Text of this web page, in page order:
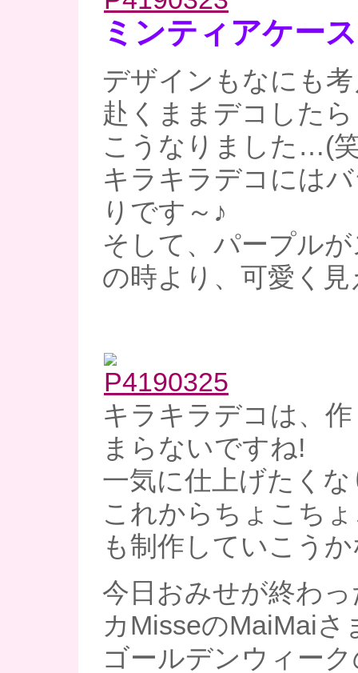
ミンティアケー
デザインもなにも
赴くままデコしたら
こうなりました…(
キラキラデコには
りです～♪
そして、パープル
の時より、可愛く
キラキラデコは、
まらないですね!
一気に仕上げたく
これからちょこち
も制作していこう
今日おみせが終わ
カMisseのMaiMaiさ
ゴールデンウィー